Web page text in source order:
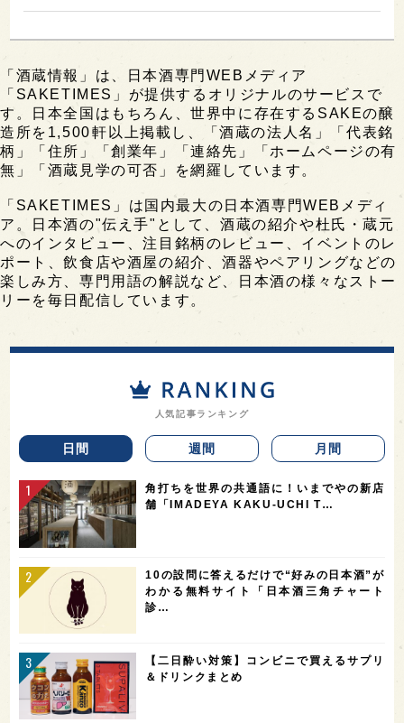
「酒蔵情報」は、日本酒専門WEBメディア
「SAKETIMES」が提供するオリジナルのサービスで
す。日本全国はもちろん、世界中に存在するSAKEの醸
造所を1,500軒以上掲載し、「酒蔵の法人名」「代表銘
柄」「住所」「創業年」「連絡先」「ホームページの有
無」「酒蔵見学の可否」を網羅しています。
「SAKETIMES」は国内最大の日本酒専門WEBメディ
ア。日本酒の"伝え手"として、酒蔵の紹介や杜氏・蔵元
へのインタビュー、注目銘柄のレビュー、イベントのレ
ポート、飲食店や酒屋の紹介、酒器やペアリングなどの
楽しみ方、専門用語の解説など、日本酒の様々なストー
リーを毎日配信しています。
人気記事ランキング
日間 週間 月間
角打ちを世界の共通語に！いまでやの新店
舗「IMADEYA KAKU-UCHI T…
10の設問に答えるだけで“好みの日本酒”が
わかる無料サイト「日本酒三角チャート
診…
【二日酔い対策】コンビニで買えるサプリ
＆ドリンクまとめ